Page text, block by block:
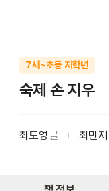
7세~초등 저학년
숙제 손 지우
최도영 글 최민지